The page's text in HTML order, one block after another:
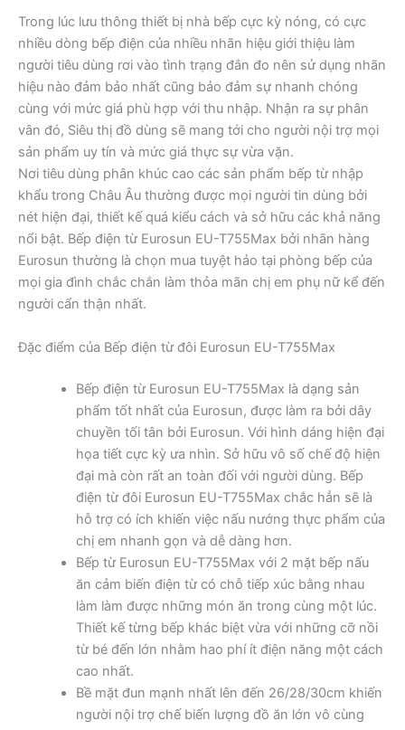
Trong lúc lưu thông thiết bị nhà bếp cực kỳ nóng, có cực
nhiều dòng bếp điện của nhiều nhãn hiệu giới thiệu làm
người tiêu dùng rơi vào tình trạng đắn đo nên sử dụng nhãn
hiệu nào đảm bảo nhất cũng bảo đảm sự nhanh chóng
cùng với mức giá phù hợp với thu nhập. Nhận ra sự phân
vân đó, Siêu thị đồ dùng sẽ mang tới cho người nội trợ mọi
sản phẩm uy tín và mức giá thực sự vừa vặn.
Nơi tiêu dùng phân khúc cao các sản phẩm bếp từ nhập
khẩu trong Châu Âu thường được mọi người tin dùng bởi
nét hiện đại, thiết kế quá kiểu cách và sở hữu các khả năng
nổi bật. Bếp điện từ Eurosun EU-T755Max bởi nhãn hàng
Eurosun thường là chọn mua tuyệt hảo tại phòng bếp của
mọi gia đình chắc chắn làm thỏa mãn chị em phụ nữ kể đến
người cẩn thận nhất.
Đặc điểm của Bếp điện từ đôi Eurosun EU-T755Max
Bếp điện từ Eurosun EU-T755Max là dạng sản
phẩm tốt nhất của Eurosun, được làm ra bởi dây
chuyền tối tân bởi Eurosun. Với hình dáng hiện đại
họa tiết cực kỳ ưa nhìn. Sở hữu vô số chế độ hiện
đại mà còn rất an toàn đối với người dùng. Bếp
điện từ đôi Eurosun EU-T755Max chắc hẳn sẽ là
hỗ trợ có ích khiến việc nấu nướng thực phẩm của
chị em nhanh gọn và dễ dàng hơn.
Bếp từ Eurosun EU-T755Max với 2 mặt bếp nấu
ăn cảm biến điện từ có chỗ tiếp xúc bằng nhau
làm làm được những món ăn trong cùng một lúc.
Thiết kế từng bếp khác biệt vừa với những cỡ nồi
từ bé đến lớn nhằm hao phí ít điện năng một cách
cao nhất.
Bề mặt đun mạnh nhất lên đến 26/28/30cm khiến
người nội trợ chế biến lượng đồ ăn lớn vô cùng